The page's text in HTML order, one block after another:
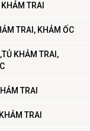
TRAI
TRAI, KHẢM ỐC
KHẢM TRAI,
TRAI
TRAI